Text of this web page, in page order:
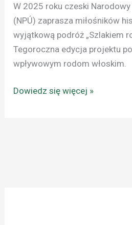
W 2025 roku czeski
(NPÚ) zaprasza miłośników
wyjątkową podróż „Szlakiem
Tegoroczna edycja projektu
wpływowym rodom włoskim.
Dowiedz się więcej »